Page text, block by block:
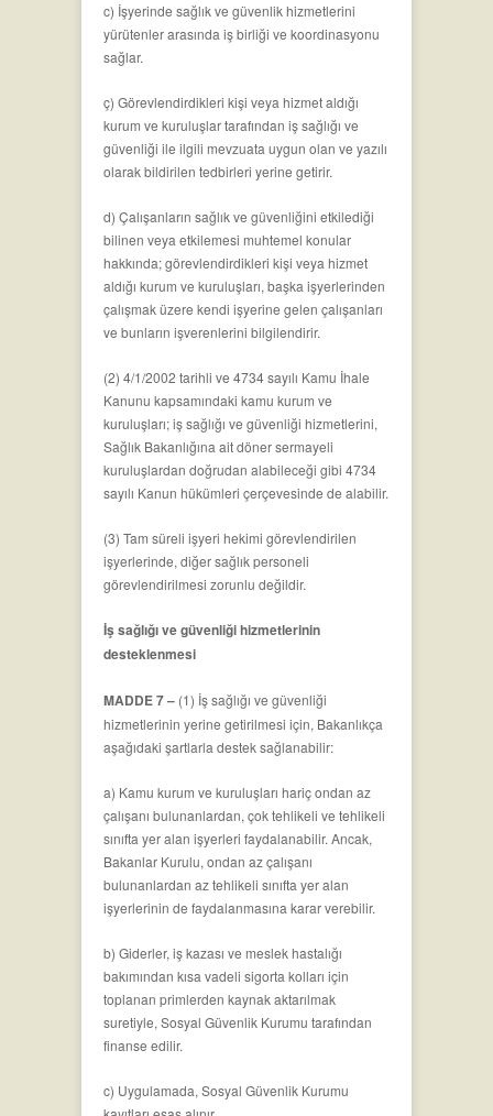
c) İşyerinde sağlık ve güvenlik hizmetlerini
yürütenler arasında iş birliği ve koordinasyonu
sağlar.
ç) Görevlendirdikleri kişi veya hizmet aldığı
kurum ve kuruluşlar tarafından iş sağlığı ve
güvenliği ile ilgili mevzuata uygun olan ve yazılı
olarak bildirilen tedbirleri yerine getirir.
d) Çalışanların sağlık ve güvenliğini etkilediği
bilinen veya etkilemesi muhtemel konular
hakkında; görevlendirdikleri kişi veya hizmet
aldığı kurum ve kuruluşları, başka işyerlerinden
çalışmak üzere kendi işyerine gelen çalışanları
ve bunların işverenlerini bilgilendirir.
(2) 4/1/2002 tarihli ve 4734 sayılı Kamu İhale
Kanunu kapsamındaki kamu kurum ve
kuruluşları; iş sağlığı ve güvenliği hizmetlerini,
Sağlık Bakanlığına ait döner sermayeli
kuruluşlardan doğrudan alabileceği gibi 4734
sayılı Kanun hükümleri çerçevesinde de alabilir.
(3) Tam süreli işyeri hekimi görevlendirilen
işyerlerinde, diğer sağlık personeli
görevlendirilmesi zorunlu değildir.
İş sağlığı ve güvenliği hizmetlerinin
desteklenmesi
MADDE 7 – (1) İş sağlığı ve güvenliği
hizmetlerinin yerine getirilmesi için, Bakanlıkça
aşağıdaki şartlarla destek sağlanabilir:
a) Kamu kurum ve kuruluşları hariç ondan az
çalışanı bulunanlardan, çok tehlikeli ve tehlikeli
sınıfta yer alan işyerleri faydalanabilir. Ancak,
Bakanlar Kurulu, ondan az çalışanı
bulunanlardan az tehlikeli sınıfta yer alan
işyerlerinin de faydalanmasına karar verebilir.
b) Giderler, iş kazası ve meslek hastalığı
bakımından kısa vadeli sigorta kolları için
toplanan primlerden kaynak aktarılmak
suretiyle, Sosyal Güvenlik Kurumu tarafından
finanse edilir.
c) Uygulamada, Sosyal Güvenlik Kurumu